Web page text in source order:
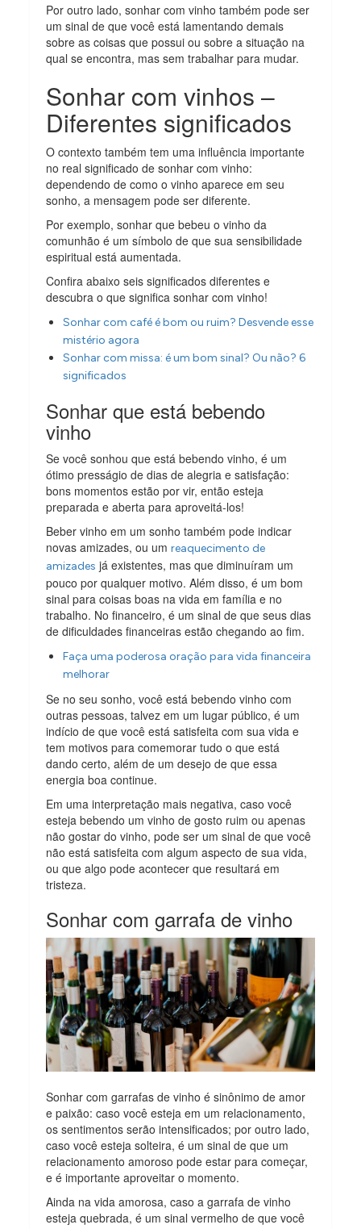
Por outro lado, sonhar com vinho também pode ser
um sinal de que você está lamentando demais
sobre as coisas que possui ou sobre a situação na
qual se encontra, mas sem trabalhar para mudar.
Sonhar com vinhos –
Diferentes significados
O contexto também tem uma influência importante
no real significado de sonhar com vinho:
dependendo de como o vinho aparece em seu
sonho, a mensagem pode ser diferente.
Por exemplo, sonhar que bebeu o vinho da
comunhão é um símbolo de que sua sensibilidade
espiritual está aumentada.
Confira abaixo seis significados diferentes e
descubra o que significa sonhar com vinho!
Sonhar com café é bom ou ruim? Desvende esse
mistério agora
Sonhar com missa: é um bom sinal? Ou não? 6
significados
Sonhar que está bebendo
vinho
Se você sonhou que está bebendo vinho, é um
ótimo presságio de dias de alegria e satisfação:
bons momentos estão por vir, então esteja
preparada e aberta para aproveitá-los!
Beber vinho em um sonho também pode indicar
novas amizades, ou umreaquecimento de
amizades já existentes, mas que diminuíram um
pouco por qualquer motivo. Além disso, é um bom
sinal para coisas boas na vida em família e no
trabalho. No financeiro, é um sinal de que seus dias
de dificuldades financeiras estão chegando ao fim.
Faça uma poderosa oração para vida financeira
melhorar
Se no seu sonho, você está bebendo vinho com
outras pessoas, talvez em um lugar público, é um
indício de que você está satisfeita com sua vida e
tem motivos para comemorar tudo o que está
dando certo, além de um desejo de que essa
energia boa continue.
Em uma interpretação mais negativa, caso você
esteja bebendo um vinho de gosto ruim ou apenas
não gostar do vinho, pode ser um sinal de que você
não está satisfeita com algum aspecto de sua vida,
ou que algo pode acontecer que resultará em
tristeza.
Sonhar com garrafa de vinho
Sonhar com garrafas de vinho é sinônimo de amor
e paixão: caso você esteja em um relacionamento,
os sentimentos serão intensificados; por outro lado,
caso você esteja solteira, é um sinal de que um
relacionamento amoroso pode estar para começar,
e é importante aproveitar o momento.
Ainda na vida amorosa, caso a garrafa de vinho
esteja quebrada, é um sinal vermelho de que você